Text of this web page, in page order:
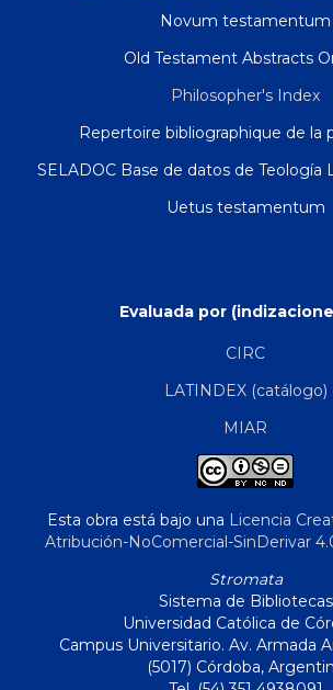
Novum testamentum
Old Testament Abstracts
Philosopher's Index
Repertoire bibliographique de la
SELADOC Base de datos de Teología
Uetus testamentum
Evaluada por
CIRC
LATINDEX (catálogo)
MIAR
Esta obra está bajo una Licencia
Atribución-NoComercial-SinDerivar
Stromata
Sistema de Bibliotecas
Universidad Católica de
Campus Universitario. Av. Armada
(5017) Córdoba,